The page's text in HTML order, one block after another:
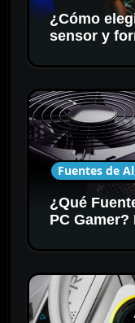
¿Cómo
sensor y
Fuentes de
¿Qué
PC